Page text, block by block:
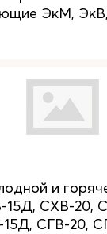
ЭкМ,
и
15Д, СХВ-20,
15Д, СГВ-20,